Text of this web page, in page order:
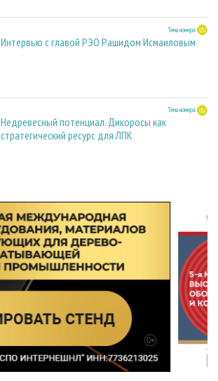
Тема номера
Интервью с главой РЭО Рашидом Исмаиловым
Тема номера
Недревесный потенциал. Дикоросы как
стратегический ресурс для ЛПК